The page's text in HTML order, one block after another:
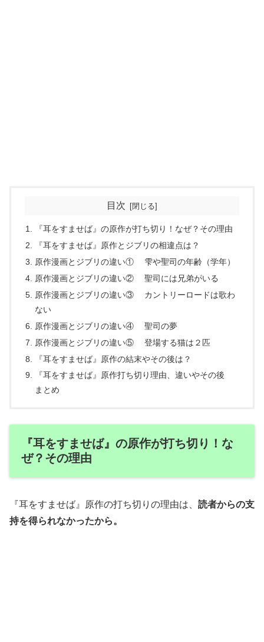
目次
『耳をすませば』の原作が打ち切り！なぜ？その理由
『耳をすませば』原作とジブリの相違点は？
原作漫画とジブリの違い① 雫や聖司の年齢（学年）
原作漫画とジブリの違い② 聖司には兄弟がいる
原作漫画とジブリの違い③ カントリーロードは歌わ
ない
原作漫画とジブリの違い④ 聖司の夢
原作漫画とジブリの違い⑤ 登場する猫は２匹
『耳をすませば』原作の結末やその後は？
『耳をすませば』原作打ち切り理由、違いやその後
まとめ
『耳をすませば』の原作が打ち切り！な
ぜ？その理由
『耳をすませば』原作の打ち切りの理由は、 読者からの支
持を得られなかったから。